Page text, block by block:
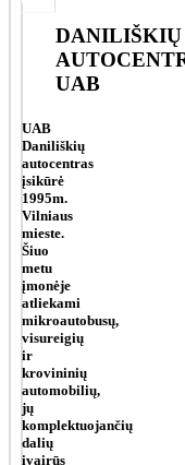
DANILIŠKIŲ
UAB
UAB
Daniliškių
autocentras
įsikūrė
1995m.
Vilniaus
mieste.
Šiuo
metu
įmonėje
atliekami
mikroautobusų,
visureigių
ir
krovininių
automobilių,
jų
komplektuojančių
dalių
įvairūs